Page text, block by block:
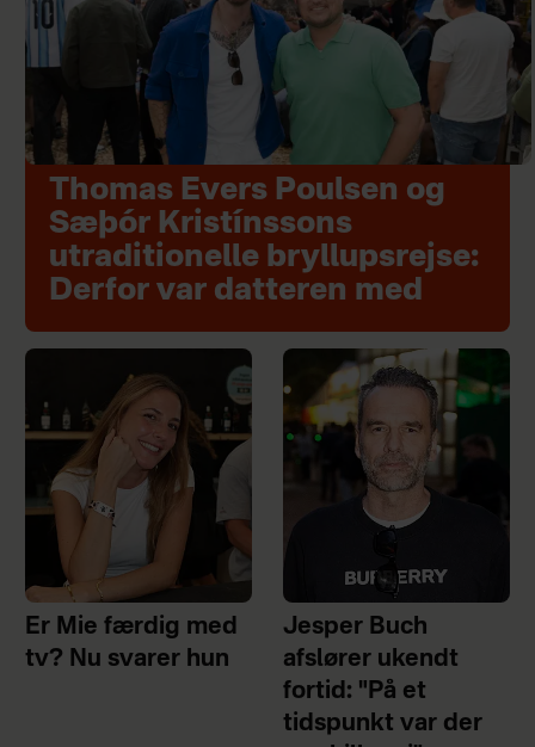
Thomas Evers Poulsen og
Sæþór Kristínssons
utraditionelle bryllupsrejse:
Derfor var datteren med
Er Mie færdig med
tv? Nu svarer hun
Jesper Buch
afslører ukendt
fortid: "På et
tidspunkt var der